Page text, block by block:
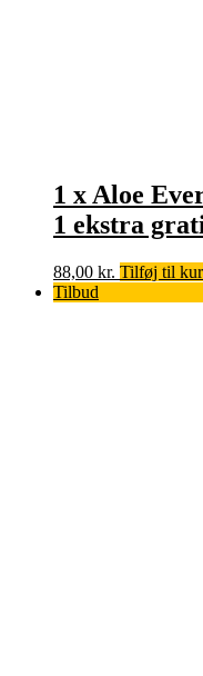
1 x Aloe
1 ekstra
88,00 kr. Tilføj til
Tilbud